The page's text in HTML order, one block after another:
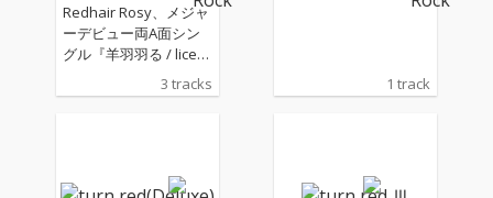
Redhair Rosy、メジャ
ーデビュー両A面シン
グル『羊羽羽る / licen
テレビアニメ『世界最
3 tracks 1 track